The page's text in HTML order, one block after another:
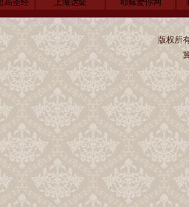
高圣经 上海达陡 耶稣爱你网
版权所